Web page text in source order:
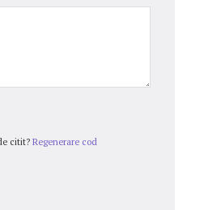
citit? Regenerare cod